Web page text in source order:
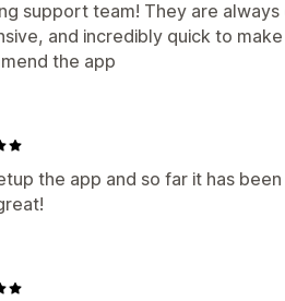
support team! They are
and incredibly quick to
the app
the app and so far it has